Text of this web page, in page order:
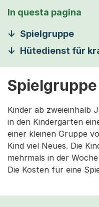
In questa pagina
Spielgruppe
Hütedienst für
Spielgruppe
Kinder ab zweieinhalb
in den Kindergarten
einer kleinen Gruppe
Kind viel Neues. Die
mehrmals in der
Die Kosten für eine